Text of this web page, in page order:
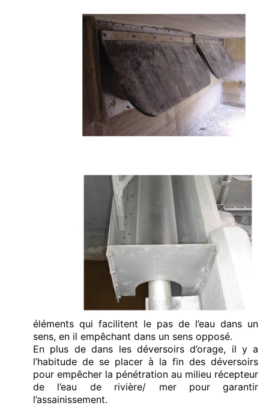
éléments qui facilitent le pas de l’eau dans un
sens, en il empêchant dans un sens opposé.
En plus de dans les déversoirs d’orage, il y a
l’habitude de se placer à la fin des déversoirs
pour empêcher la pénétration au milieu récepteur
de l’eau de rivière/ mer pour garantir
l’assainissement.